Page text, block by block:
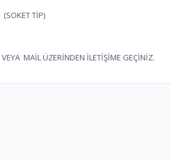
TİP)
MAİL ÜZERİNDEN İLETİŞİME GEÇİNİZ.